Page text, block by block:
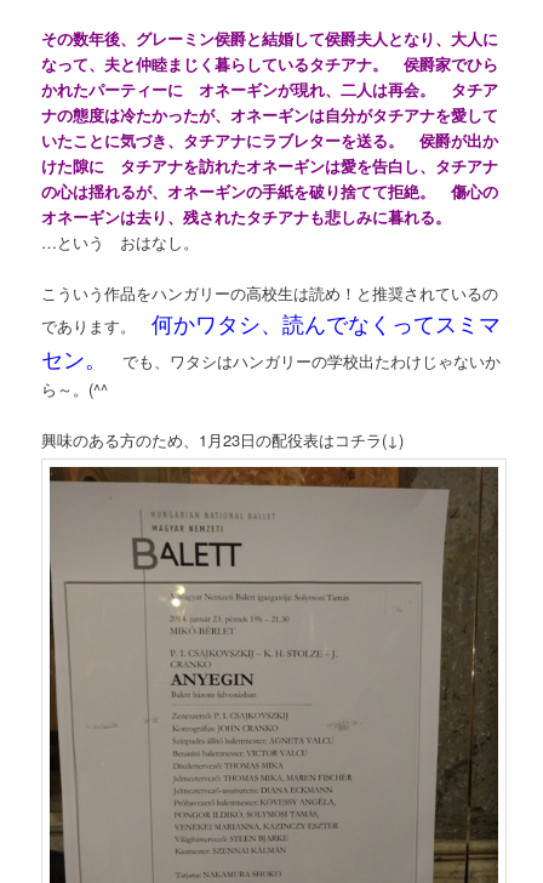
その数年後、グレーミン侯爵と結婚して侯爵夫人となり、大人に
なって、夫と仲睦まじく暮らしているタチアナ。 侯爵家でひら
かれたパーティーに オネーギンが現れ、二人は再会。 タチア
ナの態度は冷たかったが、オネーギンは自分がタチアナを愛して
いたことに気づき、タチアナにラブレターを送る。 侯爵が出か
けた隙に タチアナを訪れたオネーギンは愛を告白し、タチアナ
の心は揺れるが、オネーギンの手紙を破り捨てて拒絶。 傷心の
オネーギンは去り、残されたタチアナも悲しみに暮れる。
…という おはなし。
こういう作品をハンガリーの高校生は読め！と推奨されているの
であります。何かワタシ、読んでなくってスミマ
セン。
でも、ワタシはハンガリーの学校出たわけじゃないか
ら～。(^^ゞ
興味のある方のため、1月23日の配役表はコチラ(↓)